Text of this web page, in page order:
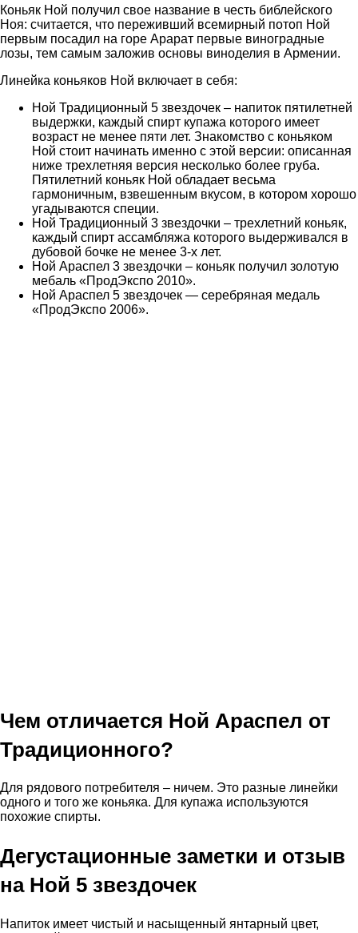
Коньяк Ной получил свое название в честь библейского
Ноя: считается, что переживший всемирный потоп Ной
первым посадил на горе Арарат первые виноградные
лозы, тем самым заложив основы виноделия в Армении.
Линейка коньяков Ной включает в себя:
Ной Традиционный 5 звездочек – напиток пятилетней
выдержки, каждый спирт купажа которого имеет
возраст не менее пяти лет. Знакомство с коньяком
Ной стоит начинать именно с этой версии: описанная
ниже трехлетняя версия несколько более груба.
Пятилетний коньяк Ной обладает весьма
гармоничным, взвешенным вкусом, в котором хорошо
угадываются специи.
Ной Традиционный 3 звездочки – трехлетний коньяк,
каждый спирт ассамбляжа которого выдерживался в
дубовой бочке не менее 3-х лет.
Ной Араспел 3 звездочки – коньяк получил золотую
мебаль «ПродЭкспо 2010».
Ной Араспел 5 звездочек — серебряная медаль
«ПродЭкспо 2006».
Чем отличается Ной Араспел от
Традиционного?
Для рядового потребителя – ничем. Это разные линейки
одного и того же коньяка. Для купажа используются
похожие спирты.
Дегустационные заметки и отзыв
на Ной 5 звездочек
Напиток имеет чистый и насыщенный янтарный цвет,